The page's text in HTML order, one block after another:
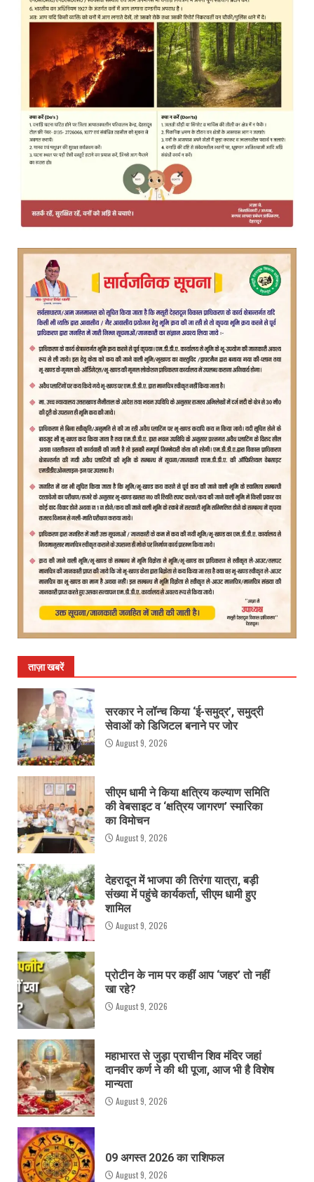
ताज़ा खबरें
सरकार ने लॉन्च किया ‘ई-समुद्र’, समुद्री
सेवाओं को डिजिटल बनाने पर जोर
August 9, 2026
सीएम धामी ने किया क्षत्रिय कल्याण समिति
की वेबसाइट व ‘क्षत्रिय जागरण’ स्मारिका
का विमोचन
August 9, 2026
देहरादून में भाजपा की तिरंगा यात्रा, बड़ी
संख्या में पहुंचे कार्यकर्ता, सीएम धामी हुए
शामिल
August 9, 2026
प्रोटीन के नाम पर कहीं आप ‘जहर’ तो नहीं
खा रहे?
August 9, 2026
महाभारत से जुड़ा प्राचीन शिव मंदिर जहां
दानवीर कर्ण ने की थी पूजा, आज भी है विशेष
मान्यता
August 9, 2026
09 अगस्त 2026 का राशिफल
August 9, 2026